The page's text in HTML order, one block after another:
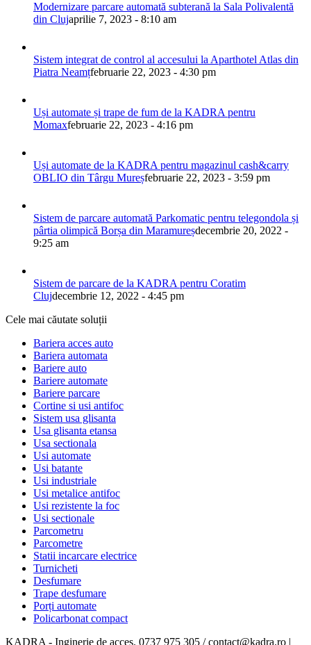
Modernizare parcare automată subterană la Sala Polivalentă
din Clujaprilie 7, 2023 - 8:10 am
Sistem integrat de control al accesului la Aparthotel Atlas din
Piatra Neamțfebruarie 22, 2023 - 4:30 pm
Uși automate și trape de fum de la KADRA pentru
Momaxfebruarie 22, 2023 - 4:16 pm
Uși automate de la KADRA pentru magazinul cash&carry
OBLIO din Târgu Mureșfebruarie 22, 2023 - 3:59 pm
Sistem de parcare automată Parkomatic pentru telegondola și
pârtia olimpică Borșa din Maramureșdecembrie 20, 2022 -
9:25 am
Sistem de parcare de la KADRA pentru Coratim
Clujdecembrie 12, 2022 - 4:45 pm
Cele mai căutate soluții
Bariera acces auto
Bariera automata
Bariere auto
Bariere automate
Bariere parcare
Cortine si usi antifoc
Sistem usa glisanta
Usa glisanta etansa
Usa sectionala
Usi automate
Usi batante
Usi industriale
Usi metalice antifoc
Usi rezistente la foc
Usi sectionale
Parcometru
Parcometre
Statii incarcare electrice
Turnicheti
Desfumare
Trape desfumare
Porți automate
Policarbonat compact
KADRA - Inginerie de acces. 0737 975 305 / contact@kadra.ro |